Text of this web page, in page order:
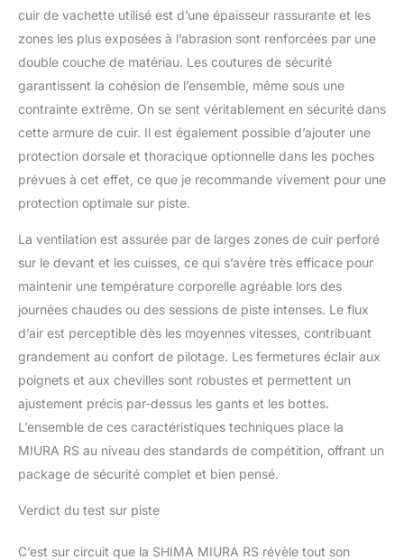
cuir de vachette utilisé est d’une épaisseur rassurante et les
zones les plus exposées à l’abrasion sont renforcées par une
double couche de matériau. Les coutures de sécurité
garantissent la cohésion de l’ensemble, même sous une
contrainte extrême. On se sent véritablement en sécurité dans
cette armure de cuir. Il est également possible d’ajouter une
protection dorsale et thoracique optionnelle dans les poches
prévues à cet effet, ce que je recommande vivement pour une
protection optimale sur piste.
La ventilation est assurée par de larges zones de cuir perforé
sur le devant et les cuisses, ce qui s’avère très efficace pour
maintenir une température corporelle agréable lors des
journées chaudes ou des sessions de piste intenses. Le flux
d’air est perceptible dès les moyennes vitesses, contribuant
grandement au confort de pilotage. Les fermetures éclair aux
poignets et aux chevilles sont robustes et permettent un
ajustement précis par-dessus les gants et les bottes.
L’ensemble de ces caractéristiques techniques place la
MIURA RS au niveau des standards de compétition, offrant un
package de sécurité complet et bien pensé.
Verdict du test sur piste
C’est sur circuit que la SHIMA MIURA RS révèle tout son